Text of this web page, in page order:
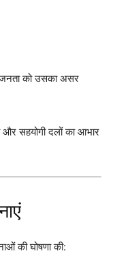
जनता को उसका असर
और सहयोगी दलों का आभार
की घोषणा की: